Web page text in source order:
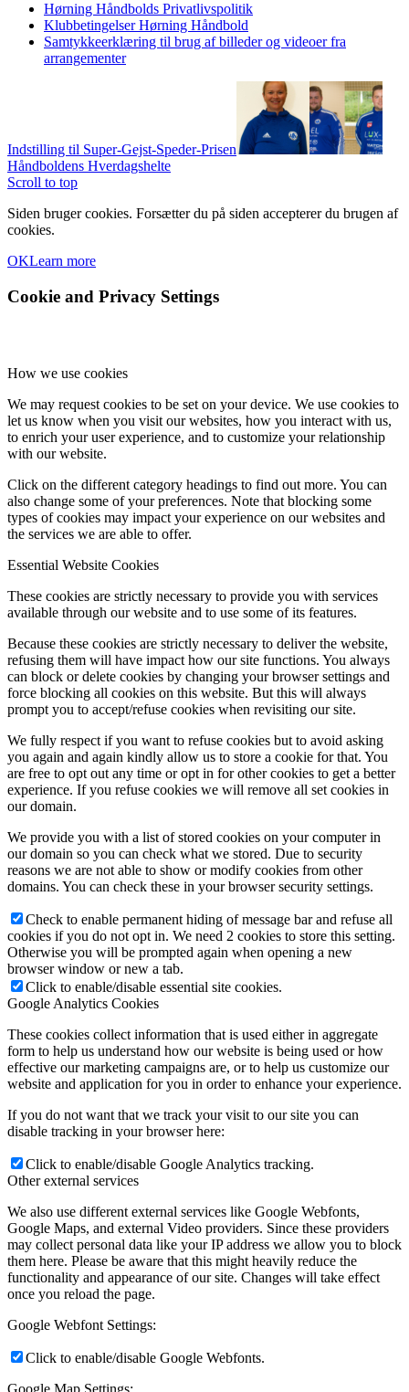
Hørning Håndbolds Privatlivspolitik
Klubbetingelser Hørning Håndbold
Samtykkeerklæring til brug af billeder og videoer fra
arrangementer
Indstilling til Super-Gejst-Speder-Prisen
Håndboldens Hverdagshelte
Scroll to top
Siden bruger cookies. Forsætter du på siden accepterer du brugen af
cookies.
OKLearn more
Cookie and Privacy Settings
How we use cookies
We may request cookies to be set on your device. We use cookies to
let us know when you visit our websites, how you interact with us,
to enrich your user experience, and to customize your relationship
with our website.
Click on the different category headings to find out more. You can
also change some of your preferences. Note that blocking some
types of cookies may impact your experience on our websites and
the services we are able to offer.
Essential Website Cookies
These cookies are strictly necessary to provide you with services
available through our website and to use some of its features.
Because these cookies are strictly necessary to deliver the website,
refusing them will have impact how our site functions. You always
can block or delete cookies by changing your browser settings and
force blocking all cookies on this website. But this will always
prompt you to accept/refuse cookies when revisiting our site.
We fully respect if you want to refuse cookies but to avoid asking
you again and again kindly allow us to store a cookie for that. You
are free to opt out any time or opt in for other cookies to get a better
experience. If you refuse cookies we will remove all set cookies in
our domain.
We provide you with a list of stored cookies on your computer in
our domain so you can check what we stored. Due to security
reasons we are not able to show or modify cookies from other
domains. You can check these in your browser security settings.
Check to enable permanent hiding of message bar and refuse all
cookies if you do not opt in. We need 2 cookies to store this setting.
Otherwise you will be prompted again when opening a new
browser window or new a tab.
Click to enable/disable essential site cookies.
Google Analytics Cookies
These cookies collect information that is used either in aggregate
form to help us understand how our website is being used or how
effective our marketing campaigns are, or to help us customize our
website and application for you in order to enhance your experience.
If you do not want that we track your visit to our site you can
disable tracking in your browser here:
Click to enable/disable Google Analytics tracking.
Other external services
We also use different external services like Google Webfonts,
Google Maps, and external Video providers. Since these providers
may collect personal data like your IP address we allow you to block
them here. Please be aware that this might heavily reduce the
functionality and appearance of our site. Changes will take effect
once you reload the page.
Google Webfont Settings:
Click to enable/disable Google Webfonts.